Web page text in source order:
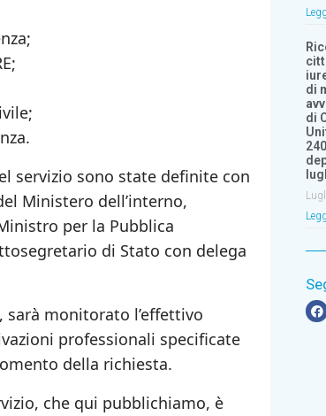
servizio sono state definite con
Ministero dell’interno,
per la Pubblica
di Stato con delega
monitorato l’effettivo
professionali specificate
della richiesta.
che qui pubblichiamo, è
di
di